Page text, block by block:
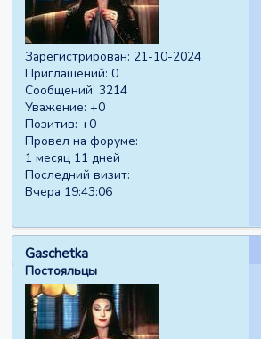
Зарегистрирован: 21-10-2024
Приглашений: 0
Сообщений: 3214
Уважение: +0
Позитив: +0
Провел на форуме:
1 месяц 11 дней
Последний визит:
Вчера 19:43:06
Gaschetka
Постояльцы